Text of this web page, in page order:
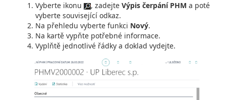
Vyberte ikonu
, zadejte Výpis čerpání PHM a poté
vyberte související odkaz.
Na přehledu vyberte funkci Nový.
Na kartě vypňte potřebné informace.
Vyplňtě jednotlivé řádky a doklad vydejte.